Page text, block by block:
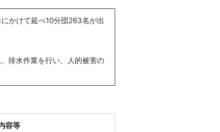
かけて延べ10分団263名が出
排水作業を行い、人的被害の
容等